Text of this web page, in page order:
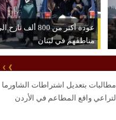
عودة أكثر من 800 ألف
مناطقهم في لبنان
مطالبات بتعديل اشتراطات الشاورما
لتراعي واقع المطاعم في الأردن